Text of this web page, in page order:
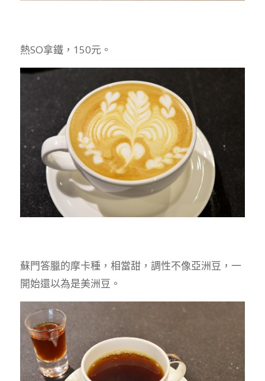
熱SO拿鐵，150元。
蘇門答臘的摩卡種，相當甜，調性不像亞洲豆，一
開始還以為是美洲豆。